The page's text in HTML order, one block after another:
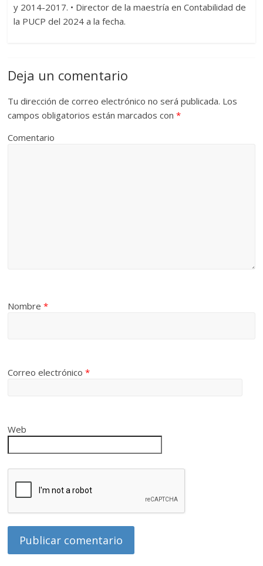
y 2014-2017. • Director de la maestría en Contabilidad de
la PUCP del 2024 a la fecha.
Deja un comentario
Tu dirección de correo electrónico no será publicada. Los
campos obligatorios están marcados con*
Comentario
Nombre*
Correo electrónico*
Web